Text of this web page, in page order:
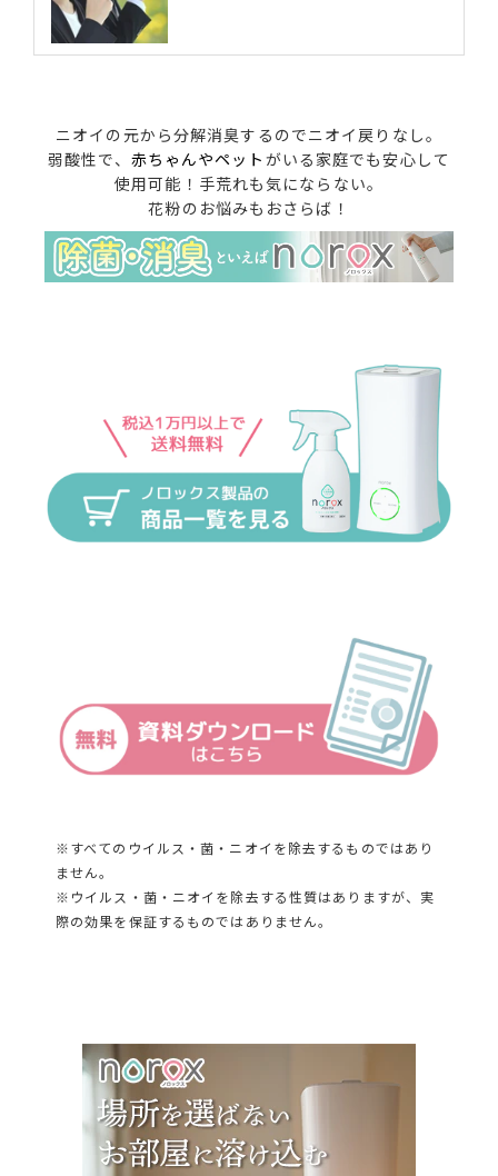
ニオイの元から分解消臭するのでニオイ戻りなし。
弱酸性で、 赤ちゃんやペット がいる家庭でも安心して
使用可能！手荒れも気にならない。
花粉のお悩みもおさらば！
※すべてのウイルス・菌・ニオイを除去するものではあり
ません。
※ウイルス・菌・ニオイを除去する性質はありますが、実
際の効果を保証するものではありません。